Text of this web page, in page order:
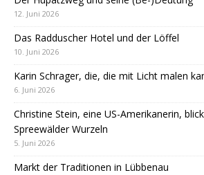
12. Juni 2026
Das Radduscher Hotel und der Löffel
10. Juni 2026
Karin Schrager, die, die mit Licht malen
6. Juni 2026
Christine Stein, eine US-Amerikanerin,
Spreewälder Wurzeln
5. Juni 2026
Markt der Traditionen in Lübbenau